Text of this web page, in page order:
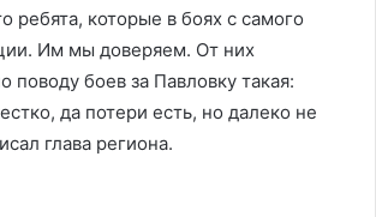
ребята, которые в боях с самого
Им мы доверяем. От них
поводу боев за Павловку такая:
да потери есть, но далеко не
глава региона.